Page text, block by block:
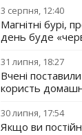
3 серпня, 12:40
Магнітні бурі,
день буде
31 липня, 18:27
Вчені
користь
30 липня, 17:54
Якщо ви